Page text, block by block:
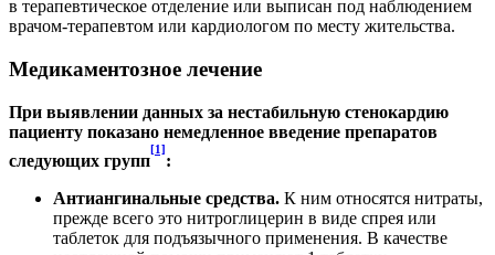
в терапевтическое отделение или выписан под наблюдением
врачом-терапевтом или кардиологом по месту жительства.
Медикаментозное лечение
При выявлении данных за нестабильную стенокардию
пациенту показано немедленное введение препаратов
следующих групп
[1]
:
Антиангинальные средства. К ним относятся нитраты,
прежде всего это нитроглицерин в виде спрея или
таблеток для подъязычного применения. В качестве